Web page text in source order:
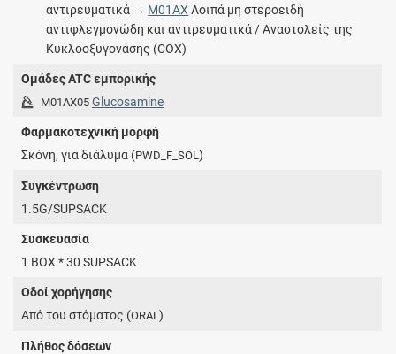
αντιρευματικά → M01AX Λοιπά μη στεροειδή
αντιφλεγμονώδη και αντιρευματικά / Αναστολείς της
Κυκλοοξυγονάσης (COX)
Ομάδες ATC εμπορικής
M01AX05 Glucosamine
Φαρμακοτεχνική μορφή
Σκόνη, για διάλυμα (PWD_F_SOL)
Συγκέντρωση
1.5G/SUPSACK
Συσκευασία
1 BOX * 30 SUPSACK
Οδοί χορήγησης
Από του στόματος (ORAL)
Πλήθος δόσεων